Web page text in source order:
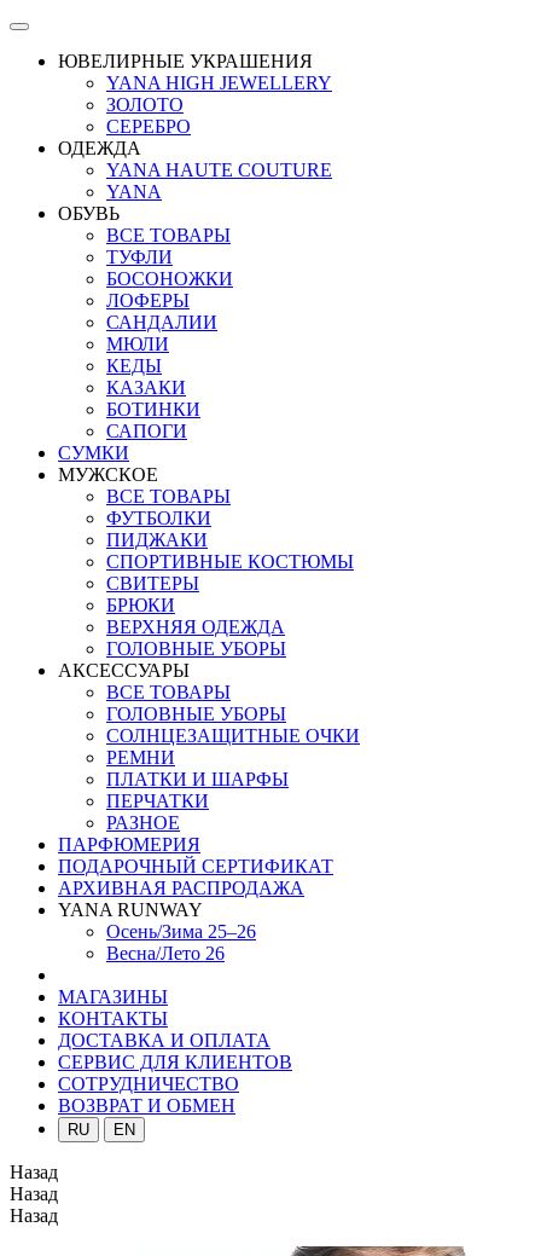
ЮВЕЛИРНЫЕ УКРАШЕНИЯ
YANA HIGH JEWELLERY
ЗОЛОТО
СЕРЕБРО
ОДЕЖДА
YANA HAUTE COUTURE
YANA
ОБУВЬ
ВСЕ ТОВАРЫ
ТУФЛИ
БОСОНОЖКИ
ЛОФЕРЫ
САНДАЛИИ
МЮЛИ
КЕДЫ
КАЗАКИ
БОТИНКИ
САПОГИ
СУМКИ
МУЖСКОЕ
ВСЕ ТОВАРЫ
ФУТБОЛКИ
ПИДЖАКИ
СПОРТИВНЫЕ КОСТЮМЫ
СВИТЕРЫ
БРЮКИ
ВЕРХНЯЯ ОДЕЖДА
ГОЛОВНЫЕ УБОРЫ
АКСЕССУАРЫ
ВСЕ ТОВАРЫ
ГОЛОВНЫЕ УБОРЫ
СОЛНЦЕЗАЩИТНЫЕ ОЧКИ
РЕМНИ
ПЛАТКИ И ШАРФЫ
ПЕРЧАТКИ
РАЗНОЕ
ПАРФЮМЕРИЯ
ПОДАРОЧНЫЙ СЕРТИФИКАТ
АРХИВНАЯ РАСПРОДАЖА
YANA RUNWAY
Осень/Зима 25–26
Весна/Лето 26
МАГАЗИНЫ
КОНТАКТЫ
ДОСТАВКА И ОПЛАТА
СЕРВИС ДЛЯ КЛИЕНТОВ
СОТРУДНИЧЕСТВО
ВОЗВРАТ И ОБМЕН
RU EN
Назад
Назад
Назад